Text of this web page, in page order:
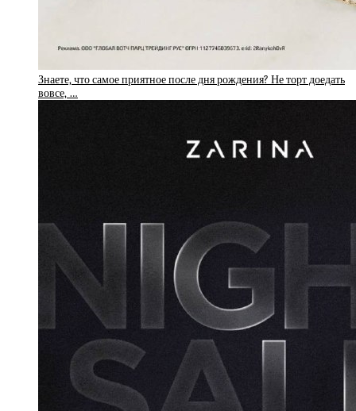
Знаете, что самое приятное после дня рождения? Не торт доедать
вовсе, …